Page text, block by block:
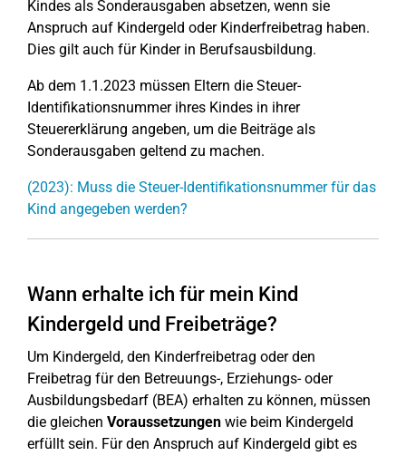
Kindes als Sonderausgaben absetzen, wenn sie
Anspruch auf Kindergeld oder Kinderfreibetrag haben.
Dies gilt auch für Kinder in Berufsausbildung.
Ab dem 1.1.2023 müssen Eltern die Steuer-
Identifikationsnummer ihres Kindes in ihrer
Steuererklärung angeben, um die Beiträge als
Sonderausgaben geltend zu machen.
(2023): Muss die Steuer-Identifikationsnummer für das
Kind angegeben werden?
Wann erhalte ich für mein Kind
Kindergeld und Freibeträge?
Um Kindergeld, den Kinderfreibetrag oder den
Freibetrag für den Betreuungs-, Erziehungs- oder
Ausbildungsbedarf (BEA) erhalten zu können, müssen
die gleichen Voraussetzungen wie beim Kindergeld
erfüllt sein. Für den Anspruch auf Kindergeld gibt es